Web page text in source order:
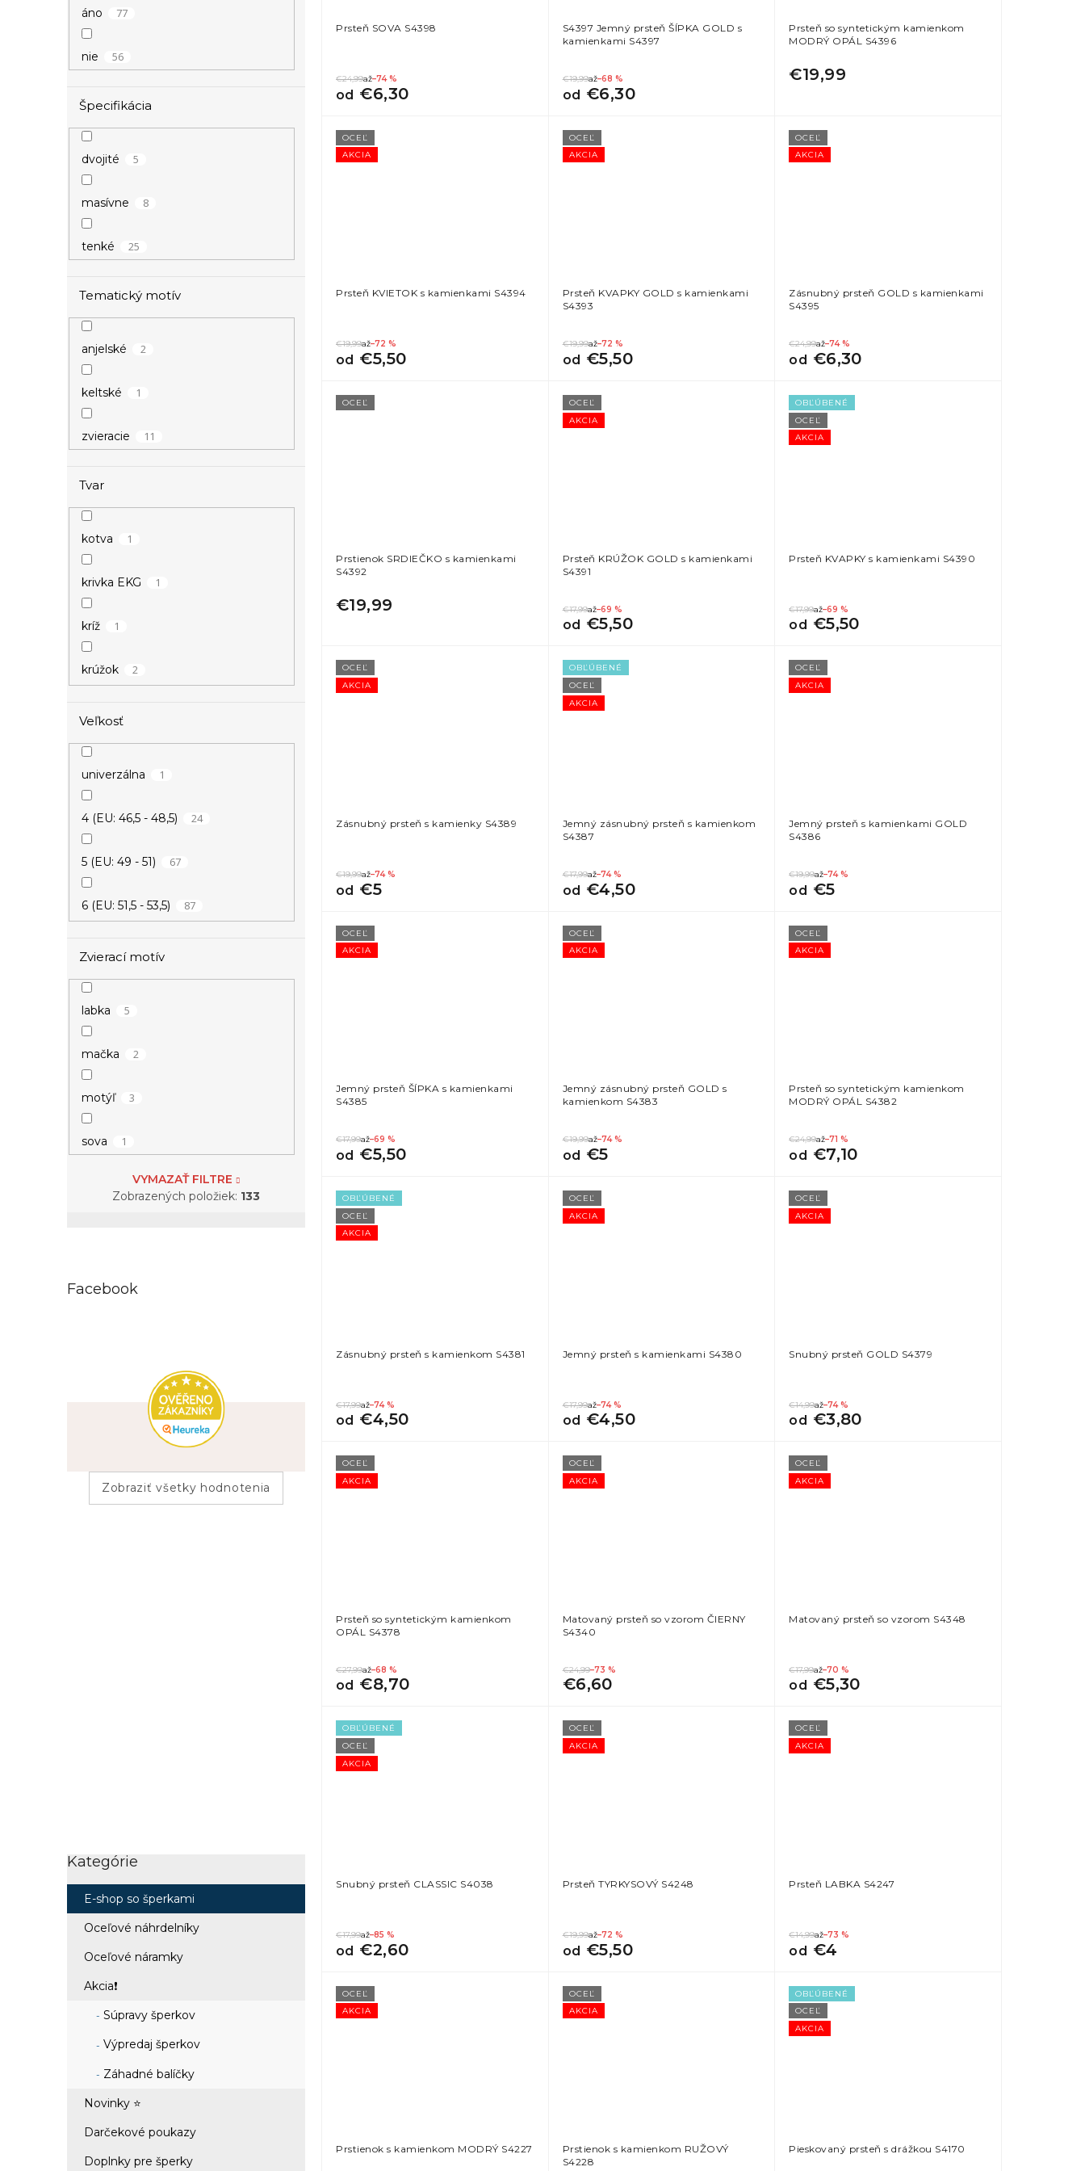
strieborná
zlatá 32
áno 77
nie 56
Špecifikácia
dvojité 5
masívne 8
tenké 25
Tematický motív
anjelské 2
keltské 1
zvieracie 11
Tvar
kotva 1
krivka EKG 1
kríž 1
krúžok 2
kvietky
list
nekonečno
srdce
strom života
Veľkosť
univerzálna 1
4 (EU: 46,5 - 48,5) 24
5 (EU: 49 - 51) 67
6 (EU: 51,5 - 53,5) 87
7 (EU: 54 - 56)
8 (EU: 56,5 - 58,5)
9 (EU: 59 - 61)
10 (EU: 61,5 - 63,5)
11 (EU: 64 - 66)
Zvierací motív
labka 5
mačka 2
motýľ 3
sova 1
VYMAZAŤ FILTRE
Zobrazených položiek: 133
Facebook
Zobraziť všetky hodnotenia
Preskočiť
Kategórie
E-shop so šperkami
Oceľové náhrdelníky
Oceľové náramky
Akcia❗
Súpravy šperkov
Výpredaj šperkov
Záhadné balíčky
Novinky ⭐
Darčekové poukazy
Doplnky pre šperky
Prsteň SOVA S4398
€24,99až–74 %
od €6,30
S4397 Jemný prsteň ŠÍPKA GOLD s
kamienkami S4397
€19,99až–68 %
od €6,30
Prsteň so syntetickým kamienkom
MODRÝ OPÁL S4396
€19,99
AKCIA
OCEĽ
Prsteň KVIETOK s kamienkami S4394
€19,99až–72 %
od €5,50
AKCIA
OCEĽ
Prsteň KVAPKY GOLD s kamienkami
S4393
€19,99až–72 %
od €5,50
AKCIA
OCEĽ
Zásnubný prsteň GOLD s kamienkami
S4395
€24,99až–74 %
od €6,30
OCEĽ
Prstienok SRDIEČKO s kamienkami
S4392
€19,99
AKCIA
OCEĽ
Prsteň KRÚŽOK GOLD s kamienkami
S4391
€17,99až–69 %
od €5,50
AKCIA
OBĽÚBENÉ
OCEĽ
Prsteň KVAPKY s kamienkami S4390
€17,99až–69 %
od €5,50
AKCIA
OCEĽ
Zásnubný prsteň s kamienky S4389
€19,99až–74 %
od €5
AKCIA
OBĽÚBENÉ
OCEĽ
Jemný zásnubný prsteň s kamienkom
S4387
€17,99až–74 %
od €4,50
AKCIA
OCEĽ
Jemný prsteň s kamienkami GOLD
S4386
€19,99až–74 %
od €5
AKCIA
OCEĽ
Jemný prsteň ŠÍPKA s kamienkami
S4385
€17,99až–69 %
od €5,50
AKCIA
OCEĽ
Jemný zásnubný prsteň GOLD s
kamienkom S4383
€19,99až–74 %
od €5
AKCIA
OCEĽ
Prsteň so syntetickým kamienkom
MODRÝ OPÁL S4382
€24,99až–71 %
od €7,10
AKCIA
OBĽÚBENÉ
OCEĽ
Zásnubný prsteň s kamienkom S4381
€17,99až–74 %
od €4,50
AKCIA
OCEĽ
Jemný prsteň s kamienkami S4380
€17,99až–74 %
od €4,50
AKCIA
OCEĽ
Snubný prsteň GOLD S4379
€14,99až–74 %
od €3,80
AKCIA
OCEĽ
Prsteň so syntetickým kamienkom
OPÁL S4378
€27,99až–68 %
od €8,70
AKCIA
OCEĽ
Matovaný prsteň so vzorom ČIERNY
S4340
€24,99–73 %
€6,60
AKCIA
OCEĽ
Matovaný prsteň so vzorom S4348
€17,99až–70 %
od €5,30
AKCIA
OBĽÚBENÉ
OCEĽ
Snubný prsteň CLASSIC S4038
€17,99až–85 %
od €2,60
AKCIA
OCEĽ
Prsteň TYRKYSOVÝ S4248
€19,99až–72 %
od €5,50
AKCIA
OCEĽ
Prsteň LABKA S4247
€14,99až–73 %
od €4
AKCIA
OCEĽ
Prstienok s kamienkom MODRÝ S4227
AKCIA
OCEĽ
Prstienok s kamienkom RUŽOVÝ
S4228
AKCIA
OBĽÚBENÉ
OCEĽ
Pieskovaný prsteň s drážkou S4170